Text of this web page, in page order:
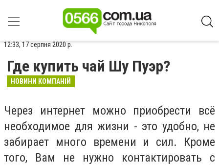
12:33, 17 серпня 2020 р.
Где купить чай Шу Пуэр?
НОВИНИ КОМПАНІЙ
Через интернет можно приобрести всё
необходимое для жизни - это удобно, не
забирает много времени и сил. Кроме
того, Вам не нужно контактировать с